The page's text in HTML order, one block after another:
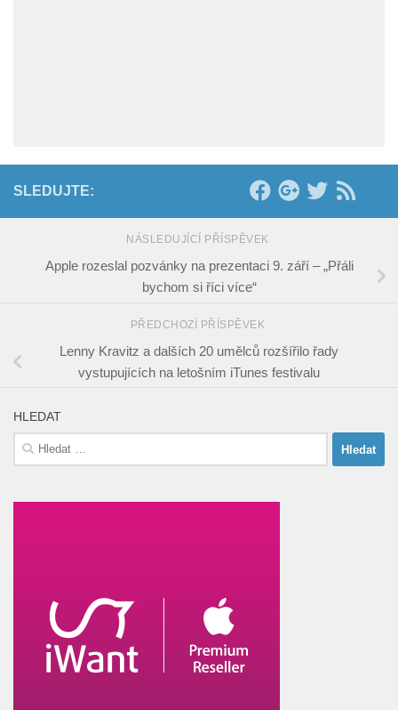
SLEDUJTE:
NÁSLEDUJÍCÍ PŘÍSPĚVEK
Apple rozeslal pozvánky na prezentaci 9. září – „Přáli
bychom si říci více“
PŘEDCHOZÍ PŘÍSPĚVEK
Lenny Kravitz a dalších 20 umělců rozšířilo řady
vystupujících na letošním iTunes festivalu
HLEDAT
Vyhledávání